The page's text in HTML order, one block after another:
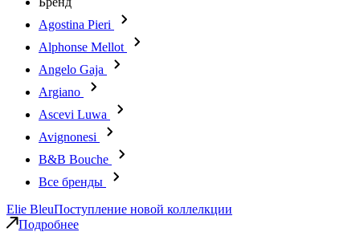
Agostina Pieri
Alphonse Mellot
Angelo Gaja
Argiano
Ascevi Luwa
Avignonesi
B&B Bouche
Все бренды
Elie BleuПоступление новой коллелкции
Подробнее